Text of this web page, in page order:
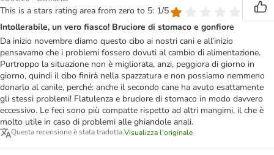
This is a stars rating area from zero to 5: 1/5
Intollerabile, un vero fiasco! Bruciore di stomaco e gonfiore
Da inizio novembre diamo questo cibo ai nostri cani e all’inizio
pensavamo che i problemi fossero dovuti al cambio di alimentazione.
Purtroppo la situazione non è migliorata, anzi, peggiora di giorno in
giorno, quindi il cibo finirà nella spazzatura e non possiamo nemmeno
donarlo al canile, perché: anche il secondo cane ha avuto esattamente
gli stessi problemi! Flatulenza e bruciore di stomaco in modo davvero
eccessivo. Le feci sono più compatte rispetto ad altri mangimi, il che è
molto utile in caso di problemi alle ghiandole anali.
Questa recensione è stata tradotta.Visualizza l'originale